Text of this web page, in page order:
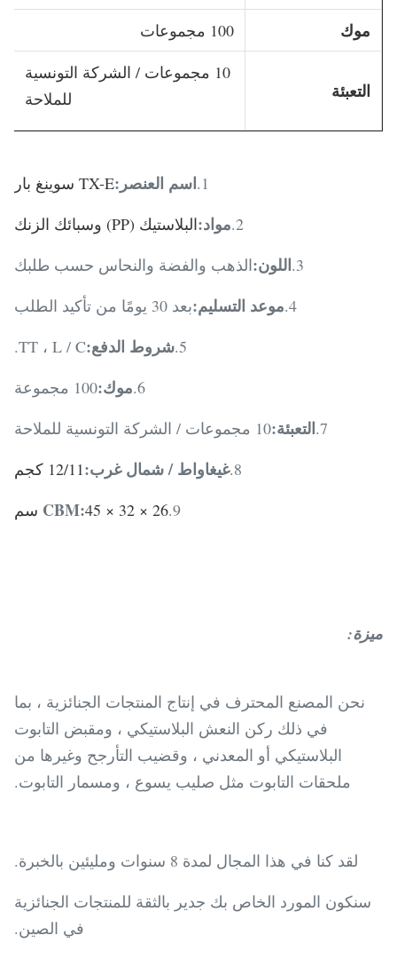
موك 100 مجموعات
التعبئة
10 مجموعات / الشركة التونسية
للملاحة
1. اسم العنصر :TX-E سوينغ بار
2. مواد:البلاستيك (PP) وسبائك الزنك
3. اللون:الذهب والفضة والنحاس حسب طلبك
4. موعد التسليم:بعد 30 يومًا من تأكيد الطلب
5. شروط الدفع:TT ، L / C.
6. موك:100 مجموعة
7. التعبئة:10 مجموعات / الشركة التونسية للملاحة
8. غيغاواط / شمال غرب:12/11 كجم
9.
CBM:45 × 32 × 26 سم
ميزة:
نحن المصنع المحترف في إنتاج المنتجات الجنائزية ، بما
في ذلك ركن النعش البلاستيكي ، ومقبض التابوت
البلاستيكي أو المعدني ، وقضيب التأرجح وغيرها من
ملحقات التابوت مثل صليب يسوع ، ومسمار التابوت.
لقد كنا في هذا المجال لمدة 8 سنوات ومليئين بالخبرة.
سنكون المورد الخاص بك جدير بالثقة للمنتجات الجنائزية
في الصين.